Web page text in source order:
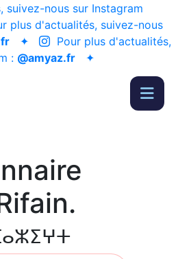
suivez-nous sur Instagram
plus d'actualités, suivez-nous
✦
Pour plus d'actualités,
: @amyaz.fr ✦